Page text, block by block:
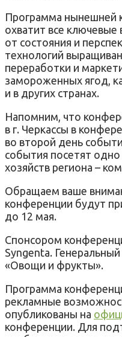
Программа нынешней
охватит все ключевые
от состояния и
технологий
переработки и
замороженных ягод,
и в других странах.
Напомним, что
в г. Черкассы в
во второй день
события посетят
хозяйств региона –
Обращаем ваше
конференции будут
до 12 мая.
Спонсором
Syngenta.
«Овощи и фрукты».
Программа
рекламные
опубликованы на
конференции. Для